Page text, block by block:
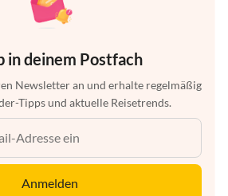
in deinem Postfach
Newsletter an und erhalte regelmäßig
Tipps und aktuelle Reisetrends.
Anmelden